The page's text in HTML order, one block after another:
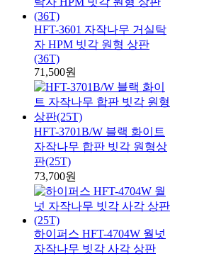
HFT-3601 자작나무 거실탁
자 HPM 빗각 원형 상판
(36T)
71,500원
HFT-3701B/W 블랙 화이트
자작나무 합판 빗각 원형상
판(25T)
73,700원
하이퍼스 HFT-4704W 월넛
자작나무 빗각 사각 상판